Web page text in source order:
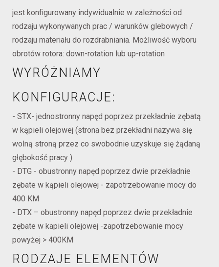
jest konfigurowany indywidualnie w zależności od
rodzaju wykonywanych prac / warunków glebowych /
rodzaju materiału do rozdrabniania. Możliwość wyboru
obrotów rotora: down-rotation lub up-rotation
WYRÓŻNIAMY
KONFIGURACJE:
- STX- jednostronny napęd poprzez przekładnie zębatą
w kąpieli olejowej (strona bez przekładni nazywa się
wolną stroną przez co swobodnie uzyskuje się żądaną
głębokość pracy )
- DTG - obustronny napęd poprzez dwie przekładnie
zębate w kąpieli olejowej - zapotrzebowanie mocy do
400 KM
- DTX – obustronny napęd poprzez dwie przekładnie
zębate w kapieli olejowej -zapotrzebowanie mocy
powyżej > 400KM
RODZAJE ELEMENTÓW